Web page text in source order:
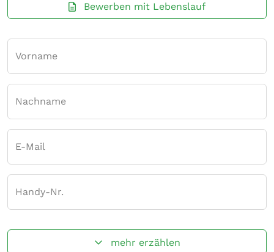
Bewerben mit Lebenslauf
Vorname
Nachname
E-Mail
Handy-Nr.
mehr erzählen